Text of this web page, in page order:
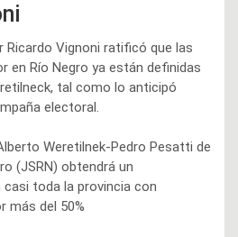
Vignoni ratificó que las
en Río Negro ya están definidas
tal como lo anticipó
electoral.
Weretilnek-Pedro Pesatti de
(JSRN) obtendrá un
toda la provincia con
más del 50%